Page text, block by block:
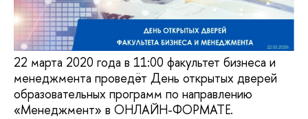
22 марта 2020 года в 11:00 факультет бизнеса и
менеджмента проведёт День открытых дверей
образовательных программ по направлению
«Менеджмент» в ОНЛАЙН-ФОРМАТЕ.